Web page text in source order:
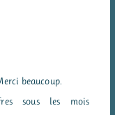
beaucoup.
sous les mois